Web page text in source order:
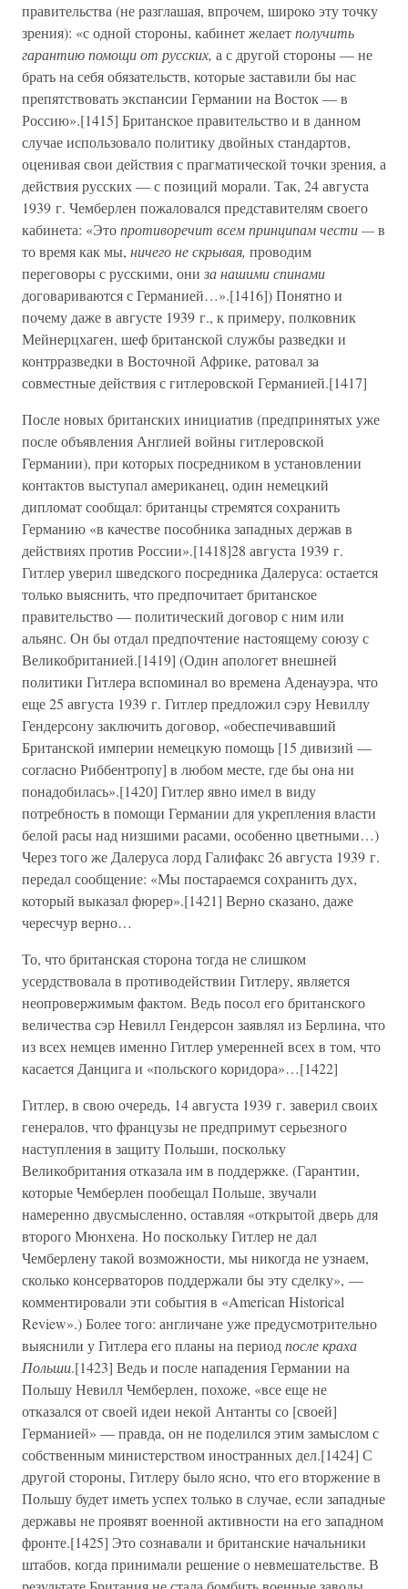
правительства (не разглашая, впрочем, широко эту точку
зрения): «с одной стороны, кабинет желаетполучить
гарантию помощи от русских, а с другой стороны — не
брать на себя обязательств, которые заставили бы нас
препятствовать экспансии Германии на Восток — в
Россию».[1415] Британское правительство и в данном
случае использовало политику двойных стандартов,
оценивая свои действия с прагматической точки зрения, а
действия русских — с позиций морали. Так, 24 августа
1939 г. Чемберлен пожаловался представителям своего
кабинета: «Этопротиворечит всем принципам чести —в
то время как мы, ничего не скрывая, проводим
переговоры с русскими, они за нашими спинами
договариваются с Германией…».[1416]) Понятно и
почему даже в августе 1939 г., к примеру, полковник
Мейнерцхаген, шеф британской службы разведки и
контрразведки в Восточной Африке, ратовал за
совместные действия с гитлеровской Германией.[1417]
После новых британских инициатив (предпринятых уже
после объявления Англией войны гитлеровской
Германии), при которых посредником в установлении
контактов выступал американец, один немецкий
дипломат сообщал: британцы стремятся сохранить
Германию «в качестве пособника западных держав в
действиях против России».[1418]28 августа 1939 г.
Гитлер уверил шведского посредника Далеруса: остается
только выяснить, что предпочитает британское
правительство — политический договор с ним или
альянс. Он бы отдал предпочтение настоящему союзу с
Великобританией.[1419] (Один апологет внешней
политики Гитлера вспоминал во времена Аденауэра, что
еще 25 августа 1939 г. Гитлер предложил сэру Невиллу
Гендерсону заключить договор, «обеспечивавший
Британской империи немецкую помощь [15 дивизий —
согласно Риббентропу] в любом месте, где бы она ни
понадобилась».[1420] Гитлер явно имел в виду
потребность в помощи Германии для укрепления власти
белой расы над низшими расами, особенно цветными…)
Через того же Далеруса лорд Галифакс 26 августа 1939 г.
передал сообщение: «Мы постараемся сохранить дух,
который выказал фюрер».[1421] Верно сказано, даже
чересчур верно…
То, что британская сторона тогда не слишком
усердствовала в противодействии Гитлеру, является
неопровержимым фактом. Ведь посол его британского
величества сэр Невилл Гендерсон заявлял из Берлина, что
из всех немцев именно Гитлер умеренней всех в том, что
касается Данцига и «польского коридора»…[1422]
Гитлер, в свою очередь, 14 августа 1939 г. заверил своих
генералов, что французы не предпримут серьезного
наступления в защиту Польши, поскольку
Великобритания отказала им в поддержке. (Гарантии,
которые Чемберлен пообещал Польше, звучали
намеренно двусмысленно, оставляя «открытой дверь для
второго Мюнхена. Но поскольку Гитлер не дал
Чемберлену такой возможности, мы никогда не узнаем,
сколько консерваторов поддержали бы эту сделку», —
комментировали эти события в «American Historical
Review».) Более того: англичане уже предусмотрительно
выяснили у Гитлера его планы на периодпосле краха
Польши.[1423] Ведь и после нападения Германии на
Польшу Невилл Чемберлен, похоже, «все еще не
отказался от своей идеи некой Антанты со [своей]
Германией» — правда, он не поделился этим замыслом с
собственным министерством иностранных дел.[1424] С
другой стороны, Гитлеру было ясно, что его вторжение в
Польшу будет иметь успех только в случае, если западные
державы не проявят военной активности на его западном
фронте.[1425] Это сознавали и британские начальники
штабов, когда принимали решение о невмешательстве. В